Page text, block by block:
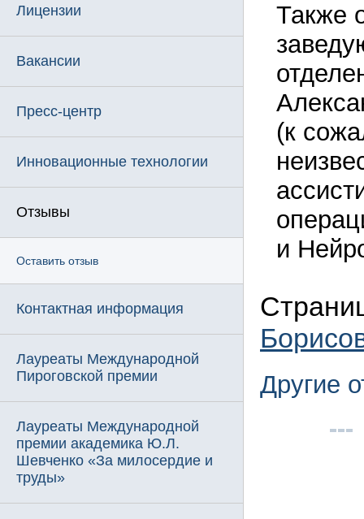
Лицензии
Вакансии
Пресс-центр
Инновационные технологии
Отзывы
Оставить отзыв
Контактная информация
Лауреаты Международной
Пироговской премии
Лауреаты Международной
премии академика Ю.Л.
Шевченко «За милосердие и
труды»
Также
(к
и
Другие